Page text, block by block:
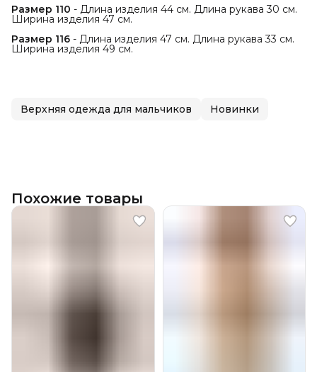
Размер 110 - Длина изделия 44 см. Длина рукава 30 см.
Ширина изделия 47 см.
Размер 116 - Длина изделия 47 см. Длина рукава 33 см.
Ширина изделия 49 см.
Верхняя одежда для мальчиков Новинки
Похожие товары